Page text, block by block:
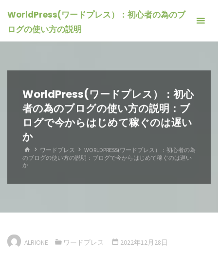
WorldPress(ワードプレス）：初心者の為のブ
ログの使い方の説明
WorldPress(ワードプレス）：初心
者の為のブログの使い方の説明：ブ
ログで今からはじめて稼ぐのは遅い
か
ホ
ー
ワードプレス
WORLDPRESS(ワードプレス）：初心者の為
のブログの使い方の説明：ブログで今からはじめて稼ぐのは遅い
か
ALRIONE ワードプレス 2022年12月28日